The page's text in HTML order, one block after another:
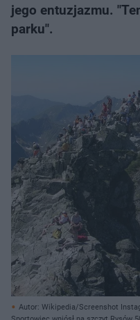
jego entuzjazmu.
parku".
Autor: Wikipedia/Screenshot